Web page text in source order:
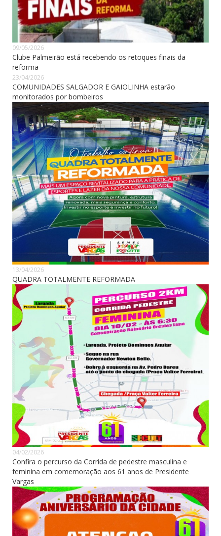
09/05/2026
Clube Palmeirão está recebendo os retoques finais da
reforma
23/04/2026
COMUNIDADES SALGADOR E GAIOLINHA estarão
monitorados por bombeiros
13/04/2026
QUADRA TOTALMENTE REFORMADA
04/02/2026
Confira o percurso da Corrida de pedestre masculina e
feminina em comemoração aos 61 anos de Presidente
Vargas